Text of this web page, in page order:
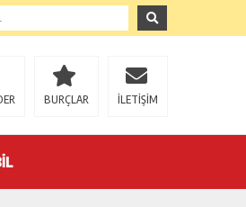
BURÇLAR İLETİŞİM